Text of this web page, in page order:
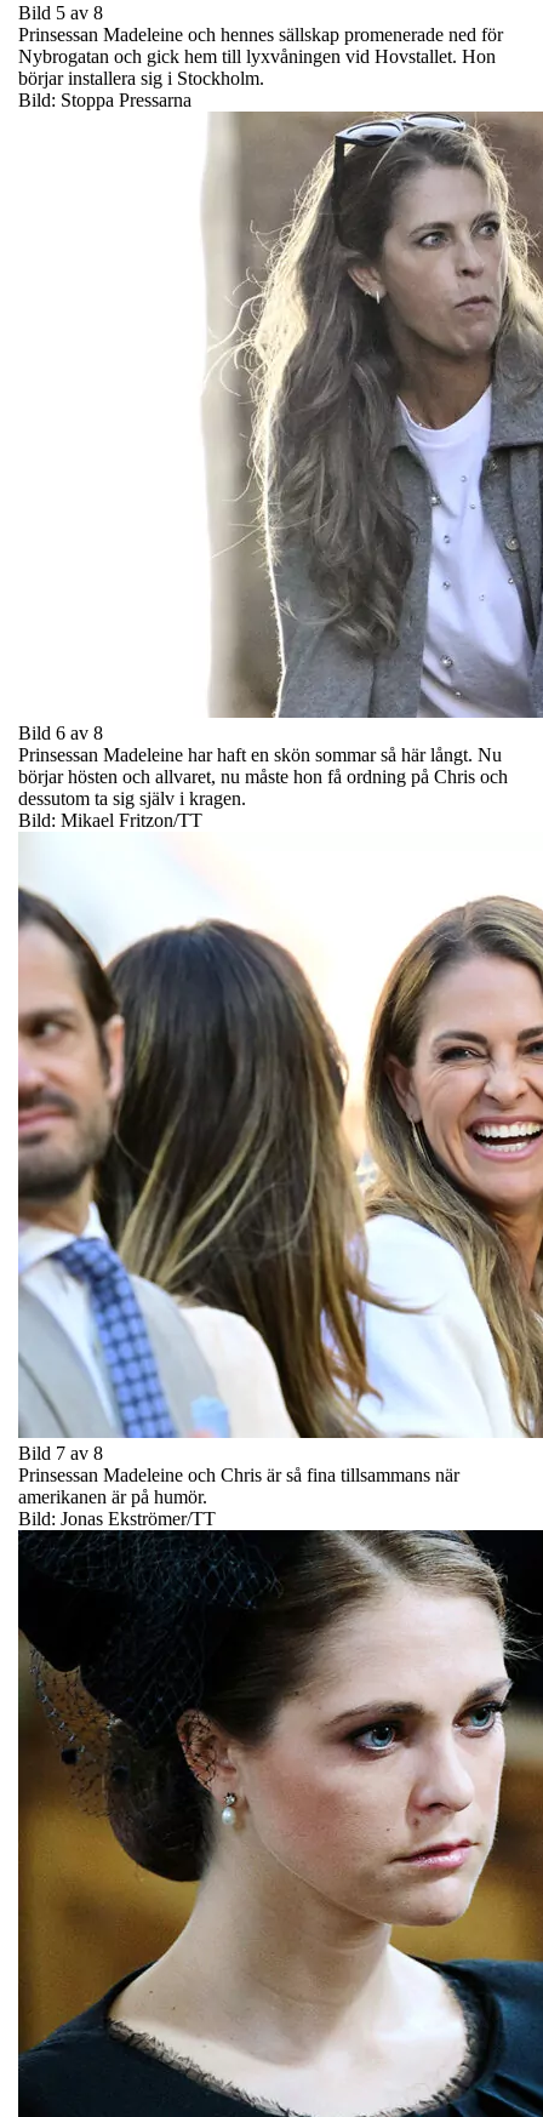
Bild 5 av 8
Prinsessan Madeleine och hennes sällskap promenerade ned för
Nybrogatan och gick hem till lyxvåningen vid Hovstallet. Hon
börjar installera sig i Stockholm.
Bild: Stoppa Pressarna
Bild 6 av 8
Prinsessan Madeleine har haft en skön sommar så här långt. Nu
börjar hösten och allvaret, nu måste hon få ordning på Chris och
dessutom ta sig själv i kragen.
Bild: Mikael Fritzon/TT
Bild 7 av 8
Prinsessan Madeleine och Chris är så fina tillsammans när
amerikanen är på humör.
Bild: Jonas Ekströmer/TT